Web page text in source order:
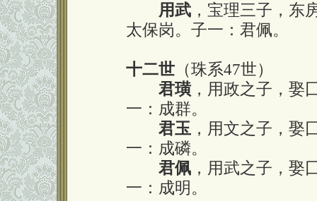
用武 ，宝理三子，东
太保岗。子一：君佩。
十二世 （珠系47世）
君璜，用政之子，娶
一：成群。
君玉 ，用文之子，娶
一：成磷。
君佩 ，用武之子，娶
一：成明。